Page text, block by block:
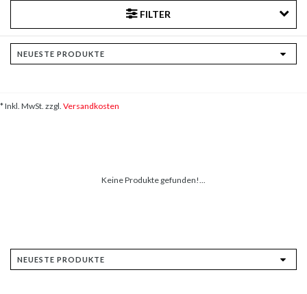
FILTER
* Inkl. MwSt. zzgl. Versandkosten
Keine Produkte gefunden!...